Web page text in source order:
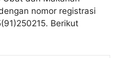
nomor registrasi
Berikut